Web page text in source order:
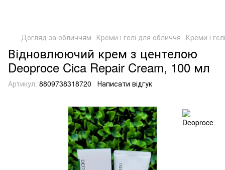
Догляд за обличчям Креми і гелі для обличчя Креми і
Відновлюючий крем з центелою
Deoproce Cica Repair Cream, 100 мл
Артикул: 8809738318720 Написати відгук